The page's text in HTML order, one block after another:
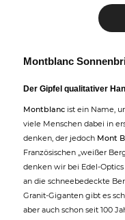
Montblanc
Der Gipfel qualitativer
Montblanc ist ein Name,
viele Menschen dabei in
denken, der jedoch Mont
Französischen „weißer
denken wir bei Edel-Optics
an die schneebedeckte
Granit-Giganten gibt es
aber auch schon seit 100